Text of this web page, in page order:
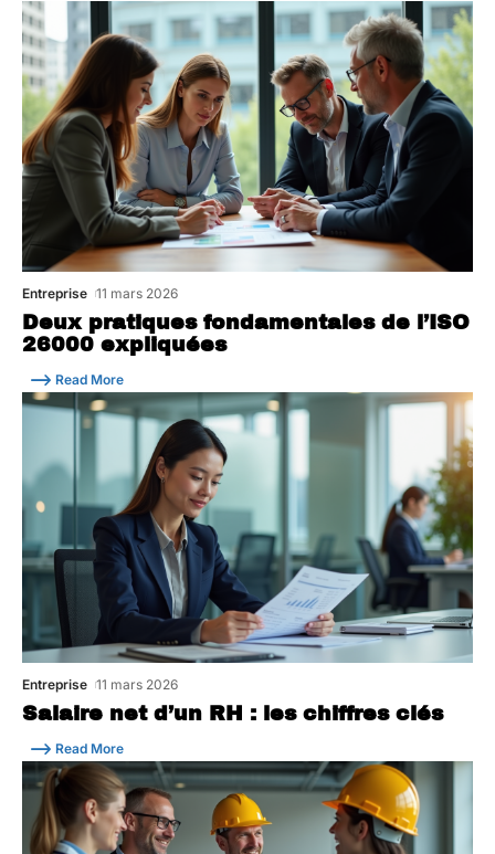
Deux pratiques fondamentales de l’ISO
26000 expliquées
Entreprise 11 mars 2026
Read More
Salaire net d’un RH : les chiffres clés
Entreprise 11 mars 2026
Read More